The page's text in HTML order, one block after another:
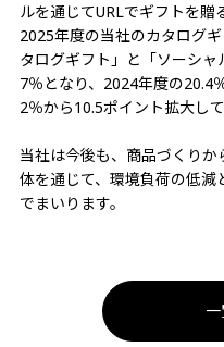
ルを通じてURLでギフトを贈
2025年度の当社のカタログ
タログギフト」と「ソーシ
7％となり、2024年度の20.4
2％から10.5ポイント拡大して
当社は今後も、商品づくり
体を通じて、環境負荷の低
でまいります。